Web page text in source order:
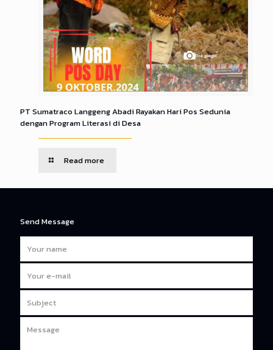
PT Sumatraco Langgeng Abadi Rayakan Hari Pos Sedunia
dengan Program Literasi di Desa
Read more
Send Message